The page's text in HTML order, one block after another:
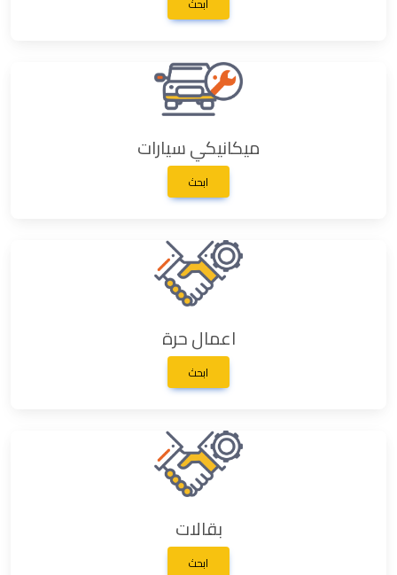
ابحث
ميكانيكي سيارات
ابحث
اعمال حرة
ابحث
بقالات
ابحث